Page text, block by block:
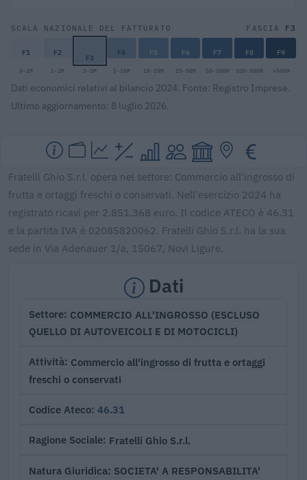
SCALA NAZIONALE DEL FATTURATO FASCIA F3
F1 F2 F3 F4 F5 F6 F7 F8 F9
0-1M 1-2M 2-5M 5-10M 10-25M 25-50M 50-100M 100-500M >500M
Dati economici relativi al bilancio 2024. Fonte: Registro Imprese.
Ultimo aggiornamento: 8 luglio 2026.
Fratelli Ghio S.r.l. opera nel settore: Commercio all'ingrosso di
frutta e ortaggi freschi o conservati. Nell'esercizio 2024 ha
registrato ricavi per 2.851.368 euro. Il codice ATECO è 46.31
e la partita IVA è 02085820062. Fratelli Ghio S.r.l. ha la sua
sede in Via Adenauer 1/a, 15067, Novi Ligure.
Dati
Settore COMMERCIO ALL'INGROSSO (ESCLUSO
QUELLO DI AUTOVEICOLI E DI MOTOCICLI)
Attività Commercio all'ingrosso di frutta e ortaggi
freschi o conservati
Codice Ateco 46.31
Ragione Sociale Fratelli Ghio S.r.l.
Natura Giuridica SOCIETA' A RESPONSABILITA'